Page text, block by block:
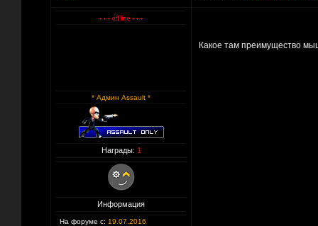
* Админ Assault *
Награды: 1
Информация
На форуме с: 19.07.2016
Какое там преимущество